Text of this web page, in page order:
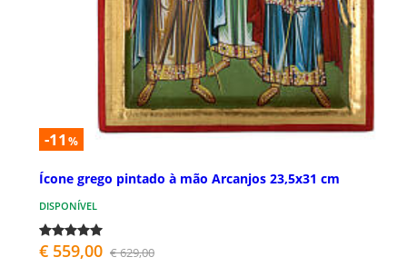
-11 %
Ícone grego pintado à mão Arcanjos 23,5x31 cm
DISPONÍVEL
€ 559,00 € 629,00